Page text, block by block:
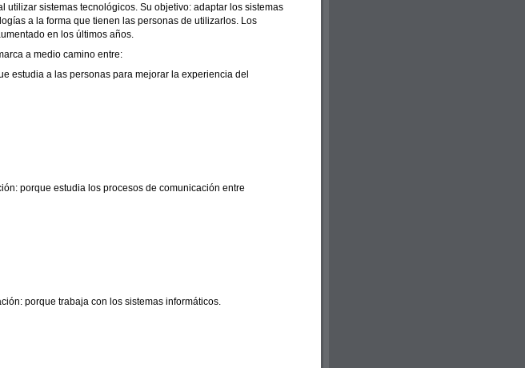
utilizar sistemas tecnológicos. Su objetivo: adaptar los sistemas
a la forma que tienen las personas de utilizarlos. Los
en los últimos años.
a medio camino entre:
estudia a las personas para mejorar la experiencia del
porque estudia los procesos de comunicación entre
porque trabaja con los sistemas informáticos.